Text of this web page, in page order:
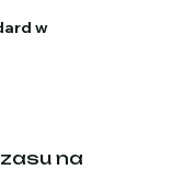
w
na